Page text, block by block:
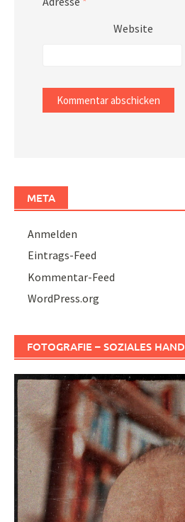
Website
META
Anmelden
Eintrags-Feed
Kommentar-Feed
WordPress.org
FOTOGRAFIE – SOZIALES